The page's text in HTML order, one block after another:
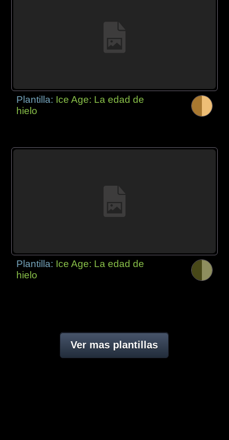
Plantilla: Ice Age: La edad de
hielo
Plantilla: Ice Age: La edad de
hielo
Ver mas plantillas